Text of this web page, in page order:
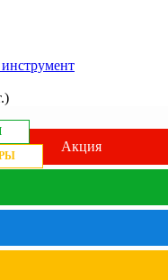
Акция